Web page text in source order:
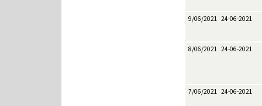
9/06/2021 24-06-2021
8/06/2021 24-06-2021
7/06/2021 24-06-2021